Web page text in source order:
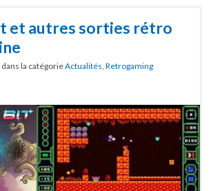
et autres sorties rétro
dans la catégorieActualités Retrogaming